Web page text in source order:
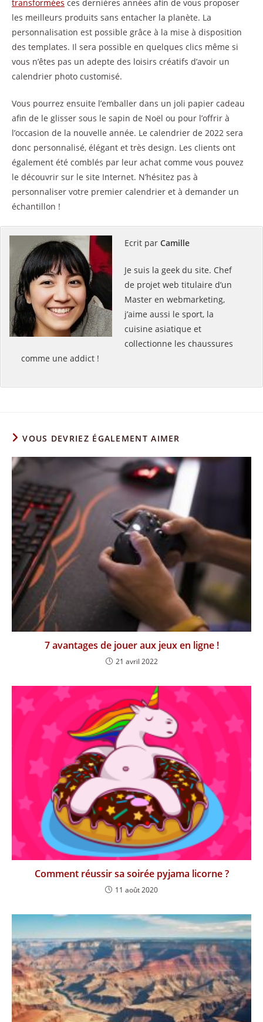
transformées ces dernières années afin de vous proposer
les meilleurs produits sans entacher la planète. La
personnalisation est possible grâce à la mise à disposition
des templates. Il sera possible en quelques clics même si
vous n’êtes pas un adepte des loisirs créatifs d’avoir un
calendrier photo customisé.
Vous pourrez ensuite l’emballer dans un joli papier cadeau
afin de le glisser sous le sapin de Noël ou pour l’offrir à
l’occasion de la nouvelle année. Le calendrier de 2022 sera
donc personnalisé, élégant et très design. Les clients ont
également été comblés par leur achat comme vous pouvez
le découvrir sur le site Internet. N’hésitez pas à
personnaliser votre premier calendrier et à demander un
échantillon !
Ecrit par Camille
Je suis la geek du site. Chef
de projet web titulaire d’un
Master en webmarketing,
j’aime aussi le sport, la
cuisine asiatique et
collectionne les chaussures
comme une addict !
VOUS DEVRIEZ ÉGALEMENT AIMER
7 avantages de jouer aux jeux en ligne !
21 avril 2022
Comment réussir sa soirée pyjama licorne ?
11 août 2020